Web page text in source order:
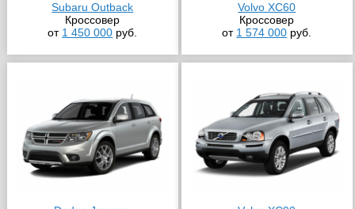
Subaru Outback
Кроссовер
от 1 450 000 руб.
Volvo XC60
Кроссовер
от 1 574 000 руб.